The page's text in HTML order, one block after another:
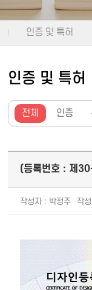
인증 및 특허
인증 및 특허
전체 인증
(등록번호 : 제
작성자 : 박정주 작